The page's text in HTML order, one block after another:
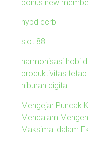
bonus new
nypd ccrb
slot 88
harmonisasi hobi
produktivitas
hiburan digital
Mengejar Puncak
Mendalam
Maksimal dalam